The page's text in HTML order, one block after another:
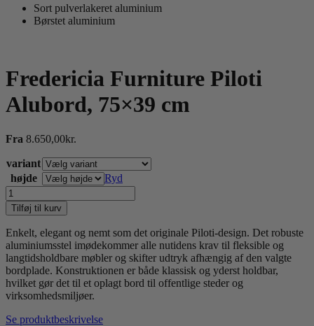
Sort pulverlakeret aluminium
Børstet aluminium
Fredericia Furniture Piloti
Alubord, 75×39 cm
Fra 8.650,00kr.
variant
højde
Ryd
Fredericia
Furniture
Piloti
Alubord,
75x39
cm
antal
Tilføj til kurv
Enkelt, elegant og nemt som det originale Piloti-design. Det robuste
aluminiumsstel imødekommer alle nutidens krav til fleksible og
langtidsholdbare møbler og skifter udtryk afhængig af den valgte
bordplade. Konstruktionen er både klassisk og yderst holdbar,
hvilket gør det til et oplagt bord til offentlige steder og
virksomhedsmiljøer.
Se produktbeskrivelse